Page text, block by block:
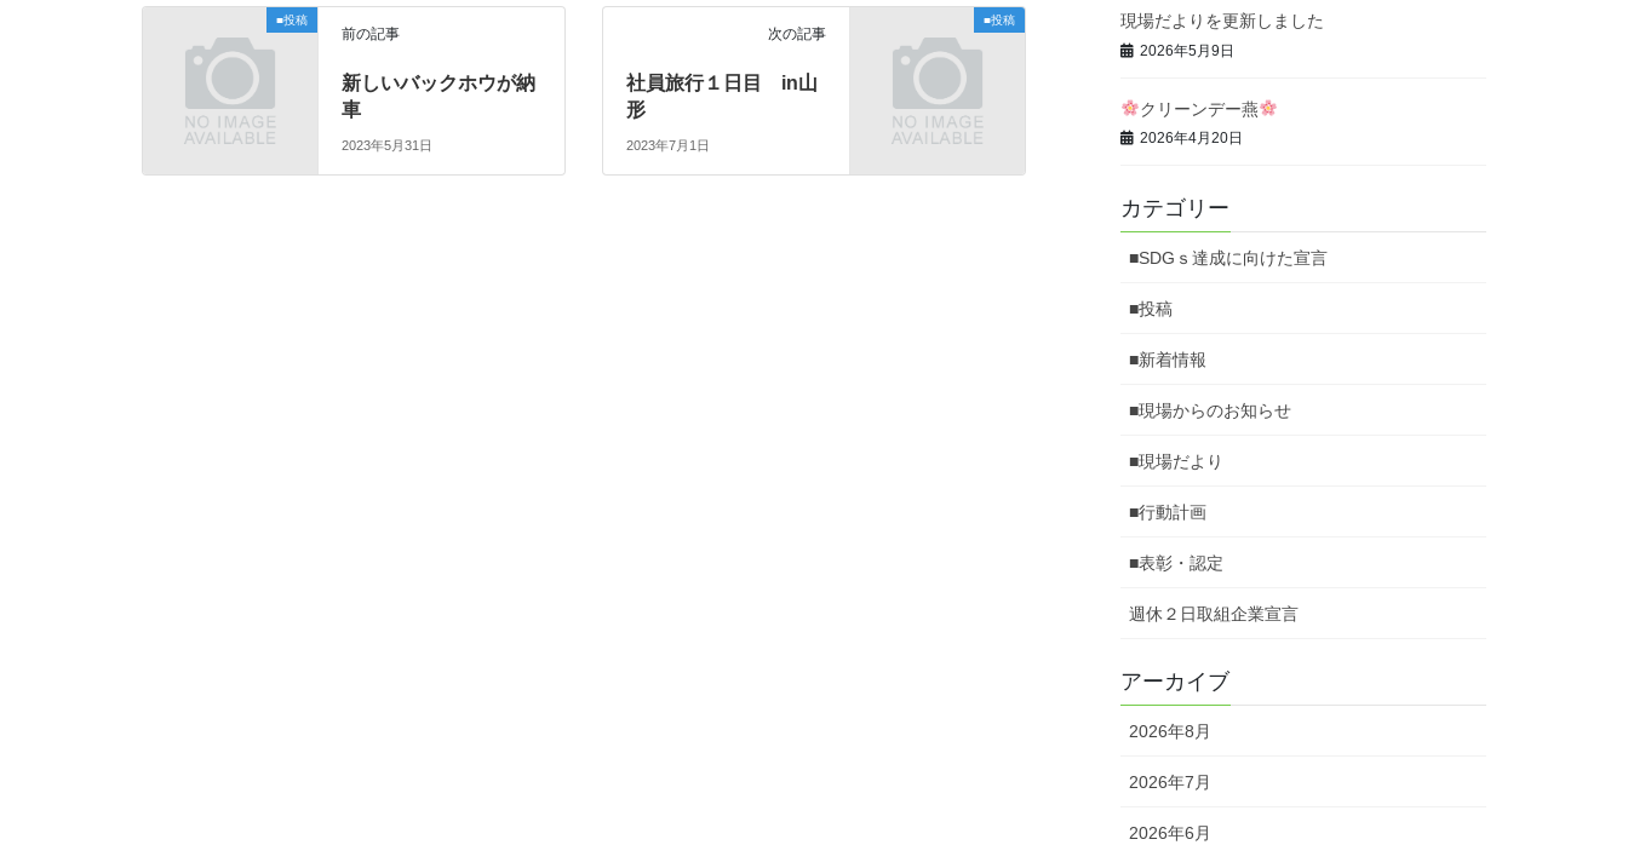
■投稿
前の記事
新しいバックホウが納
車
2023年5月31日
■投稿
次の記事
社員旅行１日目 in山
形
2023年7月1日
現場だよりを更新しました
2026年5月9日
クリーンデー燕
2026年4月20日
カテゴリー
■SDGｓ達成に向けた宣言
■投稿
■新着情報
■現場からのお知らせ
■現場だより
■行動計画
■表彰・認定
週休２日取組企業宣言
アーカイブ
2026年8月
2026年7月
2026年6月